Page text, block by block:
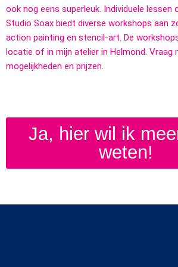
ook nog eens superleuk. Individuele lessen
Studio Soax biedt diverse workshops aan
action painting en stencil-art. De
locatie of in mijn atelier in Helmond. Vraag
mogelijkheden en prijzen.
Ja, hier wil ik
weten!